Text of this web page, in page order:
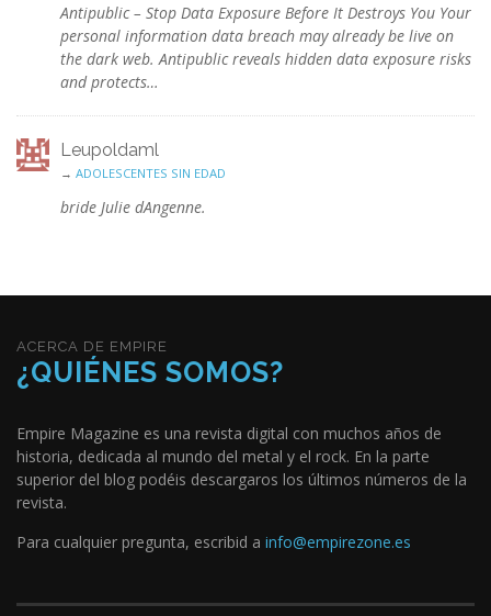
Antipublic – Stop Data Exposure Before It Destroys You Your
personal information data breach may already be live on
the dark web. Antipublic reveals hidden data exposure risks
and protects…
Leupoldaml
→ ADOLESCENTES SIN EDAD
bride Julie dAngenne.
ACERCA DE EMPIRE
¿QUIÉNES SOMOS?
Empire Magazine es una revista digital con muchos años de
historia, dedicada al mundo del metal y el rock. En la parte
superior del blog podéis descargaros los últimos números de la
revista.
Para cualquier pregunta, escribid a info@empirezone.es